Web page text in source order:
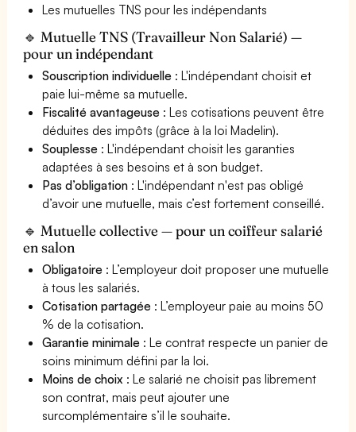
Les mutuelles TNS pour les indépendants
🔹 Mutuelle TNS (Travailleur Non Salarié) —
pour un indépendant
Souscription individuelle : L'indépendant choisit et
paie lui-même sa mutuelle.
Fiscalité avantageuse : Les cotisations peuvent être
déduites des impôts (grâce à la loi Madelin).
Souplesse : L'indépendant choisit les garanties
adaptées à ses besoins et à son budget.
Pas d’obligation : L'indépendant n'est pas obligé
d’avoir une mutuelle, mais c’est fortement conseillé.
🔹 Mutuelle collective — pour un coiffeur salarié
en salon
Obligatoire : L’employeur doit proposer une mutuelle
à tous les salariés.
Cotisation partagée : L’employeur paie au moins 50
% de la cotisation.
Garantie minimale : Le contrat respecte un panier de
soins minimum défini par la loi.
Moins de choix : Le salarié ne choisit pas librement
son contrat, mais peut ajouter une
surcomplémentaire s’il le souhaite.